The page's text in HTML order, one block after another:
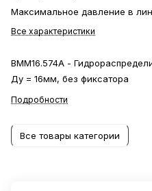
Максимальное давление в
Все характеристики
ВММ16.574А -
Ду = 16мм, без фиксатора
Подробности
Все товары категории